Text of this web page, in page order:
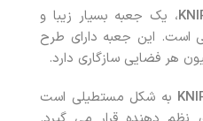
، یک جعبه بسیار زیبا و
است. این جعبه دارای طرح
هر فضایی سازگاری دارد.
به شکل مستطیلی است